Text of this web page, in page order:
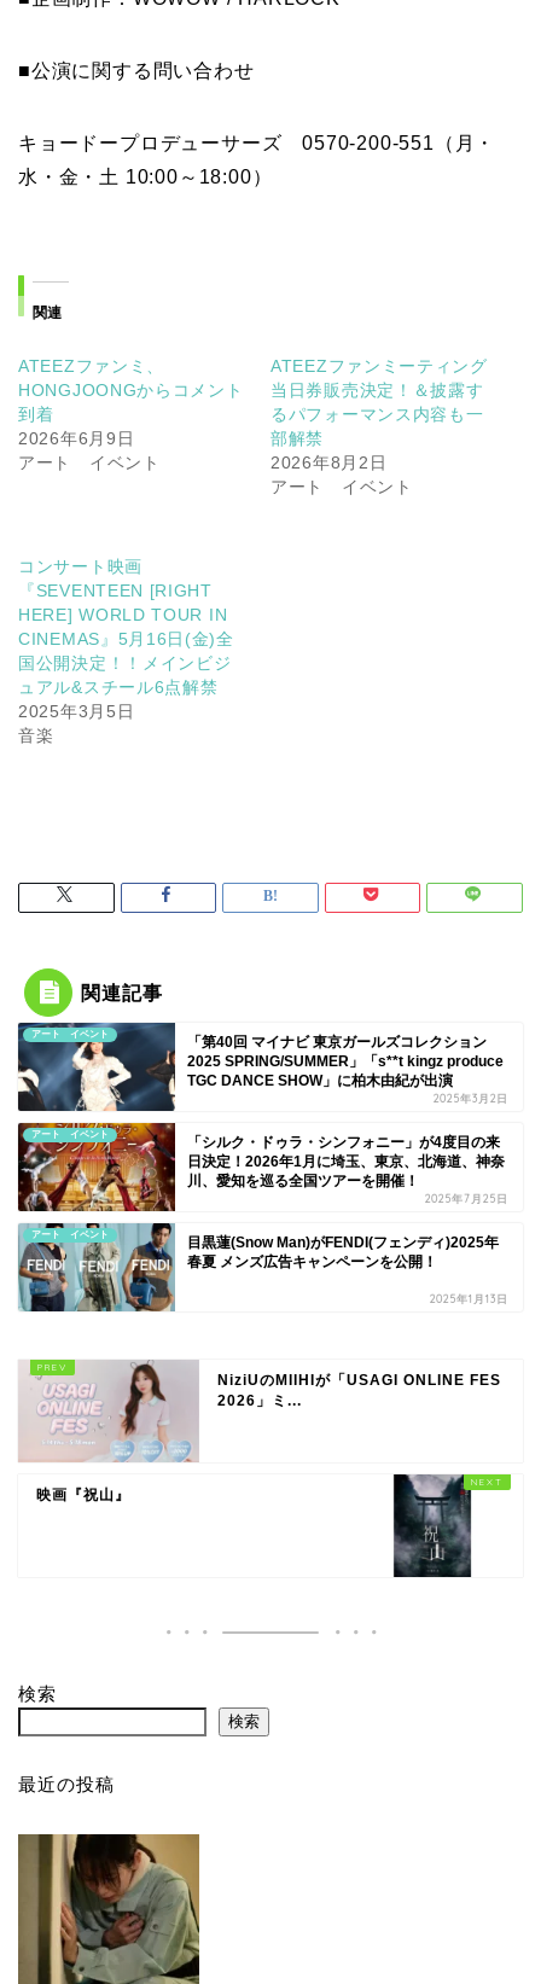
■公演に関する問い合わせ
キョードープロデューサーズ 0570-200-551（月・
水・金・土 10:00～18:00）
関連
ATEEZファンミ、
HONGJOONGからコメント
到着
2026年6月9日
アート イベント
ATEEZファンミーティング
当日券販売決定！＆披露す
るパフォーマンス内容も一
部解禁
2026年8月2日
アート イベント
コンサート映画
『SEVENTEEN [RIGHT
HERE] WORLD TOUR IN
CINEMAS』5月16日(金)全
国公開決定！！メインビジ
ュアル&スチール6点解禁
2025年3月5日
音楽
関連記事
アート イベント
「第40回 マイナビ 東京ガールズコレクション
2025 SPRING/SUMMER」「s**t kingz produce
TGC DANCE SHOW」に柏木由紀が出演
2025年3月2日
アート イベント
「シルク・ドゥラ・シンフォニー」が4度目の来
日決定！2026年1月に埼玉、東京、北海道、神奈
川、愛知を巡る全国ツアーを開催！
2025年7月25日
アート イベント
目黒蓮(Snow Man)がFENDI(フェンディ)2025年
春夏 メンズ広告キャンペーンを公開！
2025年1月13日
NiziUのMIIHIが「USAGI ONLINE FES
2026」ミ...
映画『祝山』
検索
検索
最近の投稿